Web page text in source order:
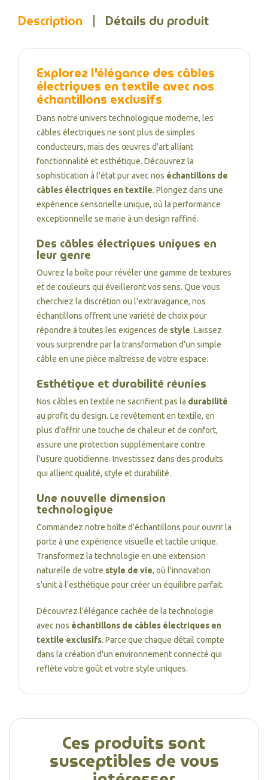
Description Détails du produit
Explorez l'élégance des câbles
électriques en textile avec nos
échantillons exclusifs
Dans notre univers technologique moderne, les
câbles électriques ne sont plus de simples
conducteurs, mais des œuvres d'art alliant
fonctionnalité et esthétique. Découvrez la
sophistication à l'état pur avec nos échantillons de
câbles électriques en textile. Plongez dans une
expérience sensorielle unique, où la performance
exceptionnelle se marie à un design raffiné.
Des câbles électriques uniques en
leur genre
Ouvrez la boîte pour révéler une gamme de textures
et de couleurs qui éveilleront vos sens. Que vous
cherchiez la discrétion ou l'extravagance, nos
échantillons offrent une variété de choix pour
répondre à toutes les exigences de style. Laissez
vous surprendre par la transformation d'un simple
câble en une pièce maîtresse de votre espace.
Esthétique et durabilité réunies
Nos câbles en textile ne sacrifient pas la durabilité
au profit du design. Le revêtement en textile, en
plus d'offrir une touche de chaleur et de confort,
assure une protection supplémentaire contre
l'usure quotidienne. Investissez dans des produits
qui allient qualité, style et durabilité.
Une nouvelle dimension
technologique
Commandez notre boîte d'échantillons pour ouvrir la
porte à une expérience visuelle et tactile unique.
Transformez la technologie en une extension
naturelle de votre style de vie, où l'innovation
s'unit à l'esthétique pour créer un équilibre parfait.
Découvrez l'élégance cachée de la technologie
avec nos échantillons de câbles électriques en
textile exclusifs. Parce que chaque détail compte
dans la création d'un environnement connecté qui
reflète votre goût et votre style uniques.
Ces produits sont
susceptibles de vous